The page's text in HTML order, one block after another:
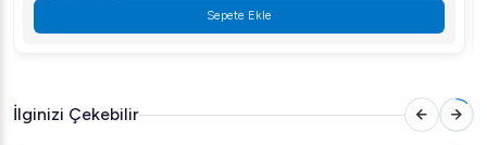
Sepete Ekle
İlginizi Çekebilir